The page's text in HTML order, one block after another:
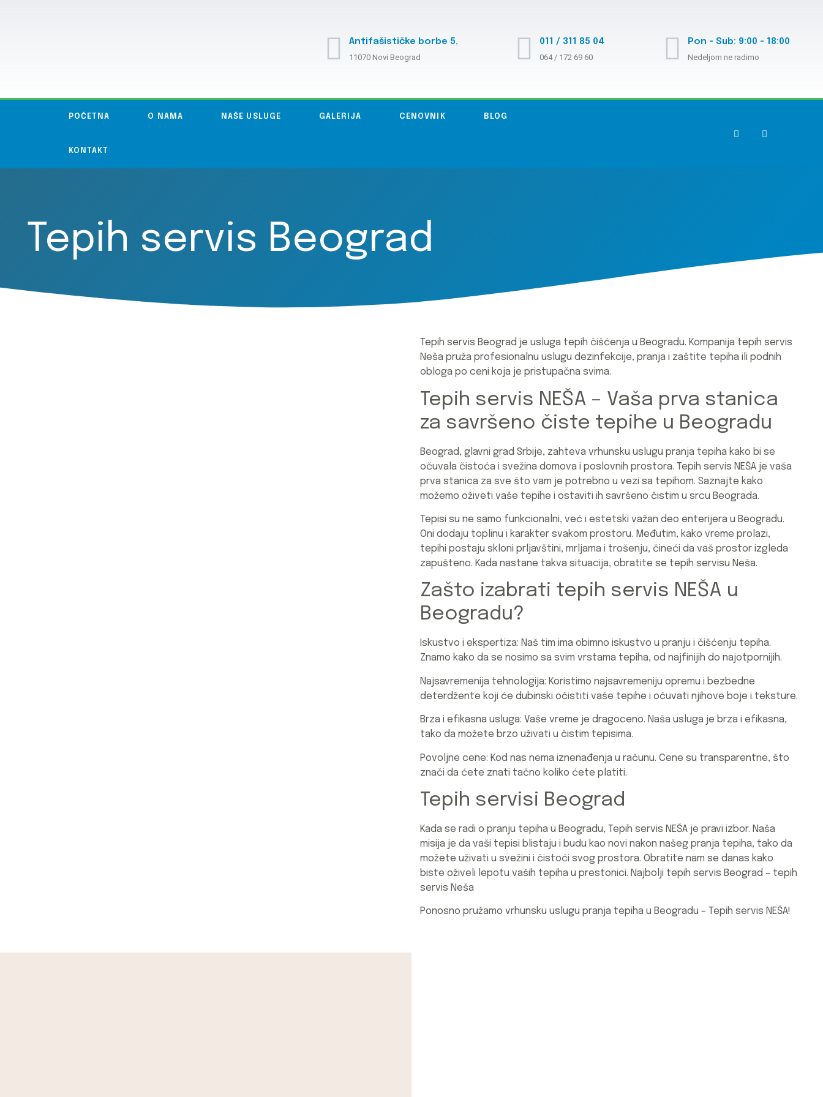
Antifašističke borbe 5,
11070 Novi Beograd
011 / 311 85 04
064 / 172 69 60
Pon - Sub: 9:00 - 18:00
Nedeljom ne radimo
POČETNA O NAMA NAŠE USLUGE GALERIJA CENOVNIK BLOG
KONTAKT
Tepih servis Beograd
Tepih servis Beograd je usluga tepih čišćenja u Beogradu. Kompanija tepih servis
Neša pruža profesionalnu uslugu dezinfekcije, pranja i zaštite tepiha ili podnih
obloga po ceni koja je pristupačna svima.
Tepih servis NEŠA – Vaša prva stanica
za savršeno čiste tepihe u Beogradu
Beograd, glavni grad Srbije, zahteva vrhunsku uslugu pranja tepiha kako bi se
očuvala čistoća i svežina domova i poslovnih prostora. Tepih servis NEŠA je vaša
prva stanica za sve što vam je potrebno u vezi sa tepihom. Saznajte kako
možemo oživeti vaše tepihe i ostaviti ih savršeno čistim u srcu Beograda.
Tepisi su ne samo funkcionalni, već i estetski važan deo enterijera u Beogradu.
Oni dodaju toplinu i karakter svakom prostoru. Međutim, kako vreme prolazi,
tepihi postaju skloni prljavštini, mrljama i trošenju, čineći da vaš prostor izgleda
zapušteno. Kada nastane takva situacija, obratite se tepih servisu Neša.
Zašto izabrati tepih servis NEŠA u
Beogradu?
Iskustvo i ekspertiza: Naš tim ima obimno iskustvo u pranju i čišćenju tepiha.
Znamo kako da se nosimo sa svim vrstama tepiha, od najfinijih do najotpornijih.
Najsavremenija tehnologija: Koristimo najsavremeniju opremu i bezbedne
deterdžente koji će dubinski očistiti vaše tepihe i očuvati njihove boje i teksture.
Brza i efikasna usluga: Vaše vreme je dragoceno. Naša usluga je brza i efikasna,
tako da možete brzo uživati u čistim tepisima.
Povoljne cene: Kod nas nema iznenađenja u računu. Cene su transparentne, što
znači da ćete znati tačno koliko ćete platiti.
Tepih servisi Beograd
Kada se radi o pranju tepiha u Beogradu, Tepih servis NEŠA je pravi izbor. Naša
misija je da vaši tepisi blistaju i budu kao novi nakon našeg pranja tepiha, tako da
možete uživati u svežini i čistoći svog prostora. Obratite nam se danas kako
biste oživeli lepotu vaših tepiha u prestonici. Najbolji tepih servis Beograd – tepih
servis Neša
Ponosno pružamo vrhunsku uslugu pranja tepiha u Beogradu – Tepih servis NEŠA!